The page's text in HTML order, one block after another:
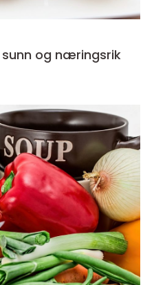
sunn og næringsrik